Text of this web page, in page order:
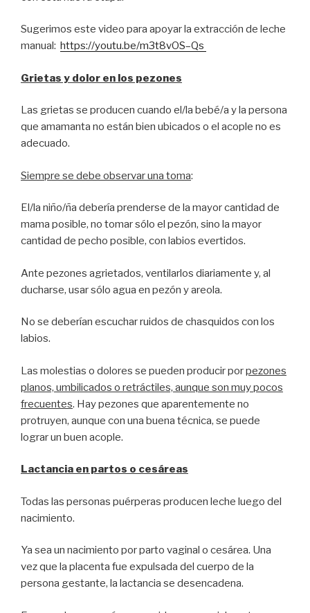
Sugerimos este video para apoyar la extracción de leche
manual: https://youtu.be/m3t8vOS–Qs
Grietas y dolor en los pezones
Las grietas se producen cuando el/la bebé/a y la persona
que amamanta no están bien ubicados o el acople no es
adecuado.
Siempre se debe observar una toma:
El/la niño/ña debería prenderse de la mayor cantidad de
mama posible, no tomar sólo el pezón, sino la mayor
cantidad de pecho posible, con labios evertidos.
Ante pezones agrietados, ventilarlos diariamente y, al
ducharse, usar sólo agua en pezón y areola.
No se deberían escuchar ruidos de chasquidos con los
labios.
Las molestias o dolores se pueden producir porpezones
planos, umbilicados o retráctiles, aunque son muy pocos
frecuentes. Hay pezones que aparentemente no
protruyen, aunque con una buena técnica, se puede
lograr un buen acople.
Lactancia en partos o cesáreas
Todas las personas puérperas producen leche luego del
nacimiento.
Ya sea un nacimiento por parto vaginal o cesárea. Una
vez que la placenta fue expulsada del cuerpo de la
persona gestante, la lactancia se desencadena.